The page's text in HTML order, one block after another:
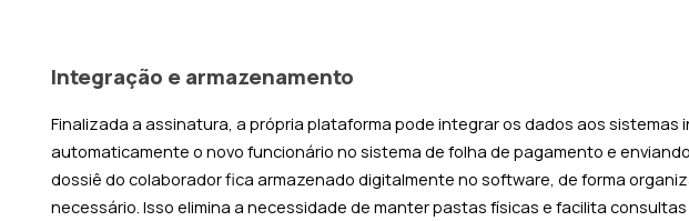
Integração e armazenamento
Finalizada a assinatura, a própria plataforma pode integrar os dados aos
automaticamente o novo funcionário no sistema de folha de pagamento e
dossiê do colaborador fica armazenado digitalmente no software, de forma
necessário. Isso elimina a necessidade de manter pastas físicas e facilita